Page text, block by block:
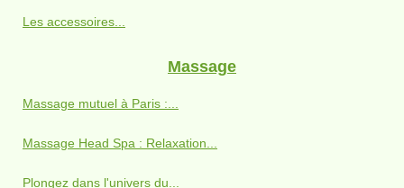
Les accessoires...
Massage
Massage mutuel à Paris :...
Massage Head Spa : Relaxation...
Plongez dans l'univers du...